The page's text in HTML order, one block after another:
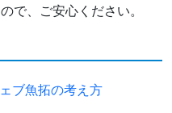
で、ご安心ください。
ブ魚拓の考え方